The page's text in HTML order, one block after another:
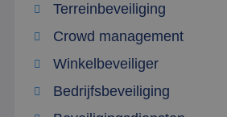
Terreinbeveiliging
Crowd management
Winkelbeveiliger
Bedrijfsbeveiliging